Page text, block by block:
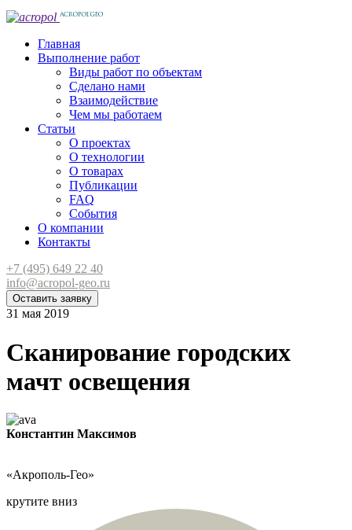
Главная
Выполнение работ
Виды работ по объектам
Сделано нами
Взаимодействие
Чем мы работаем
Статьи
О проектах
О технологии
О товарах
Публикации
FAQ
События
О компании
Контакты
+7 (495) 649 22 40
info@acropol-geo.ru
Оставить заявку
31 мая 2019
Сканирование городских
мачт освещения
Константин Максимов
«Акрополь-Гео»
крутите вниз